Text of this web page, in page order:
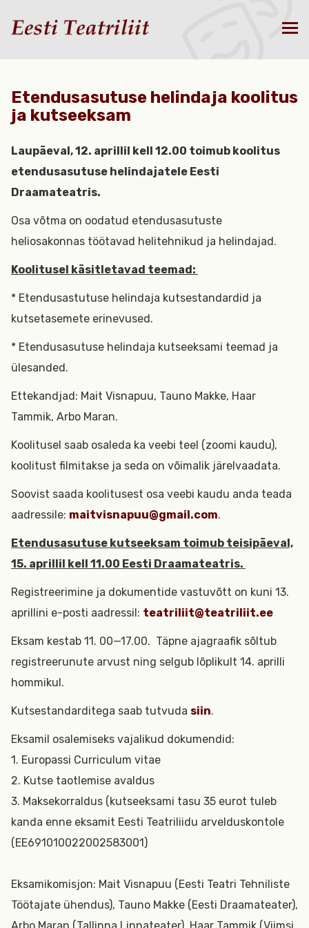
Etendusasutuse helindaja koolitus
ja kutseeksam
Laupäeval, 12. aprillil kell 12.00 toimub koolitus
etendusasutuse helindajatele Eesti
Draamateatris.
Osa võtma on oodatud etendusasutuste
heliosakonnas töötavad helitehnikud ja helindajad.
Koolitusel käsitletavad teemad:
* Etendusastutuse helindaja kutsestandardid ja
kutsetasemete erinevused.
* Etendusasutuse helindaja kutseeksami teemad ja
ülesanded.
Ettekandjad: Mait Visnapuu, Tauno Makke, Haar
Tammik, Arbo Maran.
Koolitusel saab osaleda ka veebi teel (zoomi kaudu),
koolitust filmitakse ja seda on võimalik järelvaadata.
Soovist saada koolitusest osa veebi kaudu anda teada
aadressile: maitvisnapuu@gmail.com.
Etendusasutuse kutseeksam toimub teisipäeval,
15. aprillil kell 11.00 Eesti Draamateatris.
Registreerimine ja dokumentide vastuvõtt on kuni 13.
aprillini e-posti aadressil: teatriliit@teatriliit.ee
Eksam kestab 11. 00—17.00. Täpne ajagraafik sõltub
registreerunute arvust ning selgub lõplikult 14. aprilli
hommikul.
Kutsestandarditega saab tutvuda siin.
Eksamil osalemiseks vajalikud dokumendid:
1. Europassi Curriculum vitae
2. Kutse taotlemise avaldus
3. Maksekorraldus (kutseeksami tasu 35 eurot tuleb
kanda enne eksamit Eesti Teatriliidu arvelduskontole
(EE691010022002583001)
Eksamikomisjon: Mait Visnapuu (Eesti Teatri Tehniliste
Töötajate ühendus), Tauno Makke (Eesti Draamateater),